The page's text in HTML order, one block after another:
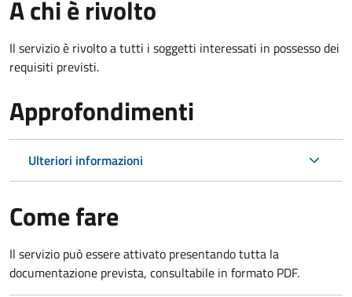
A chi è rivolto
Il servizio è rivolto a tutti i soggetti interessati in possesso dei
requisiti previsti.
Approfondimenti
Ulteriori informazioni
Come fare
Il servizio può essere attivato presentando tutta la
documentazione prevista, consultabile in formato PDF.